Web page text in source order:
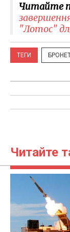
Читайте
"Лотос"
ТЕГИ
Читайте